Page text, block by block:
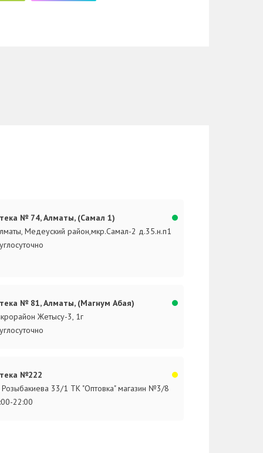
№ 74, Алматы, (Самал 1)
Медеуский район,мкр.Самал-2 д.35.н.п1
№ 81, Алматы, (Магнум Абая)
Жетысу-3, 1г
№222
Розыбакиева 33/1 ТК "Оптовка" магазин №3/8
22:00